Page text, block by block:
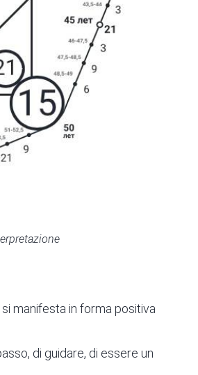
manifesta in forma positiva
di guidare, di essere un